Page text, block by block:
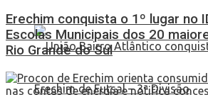
Erechim conquista o 1º lugar no
Escolas Municipais dos 20
Rio Grande do Sul